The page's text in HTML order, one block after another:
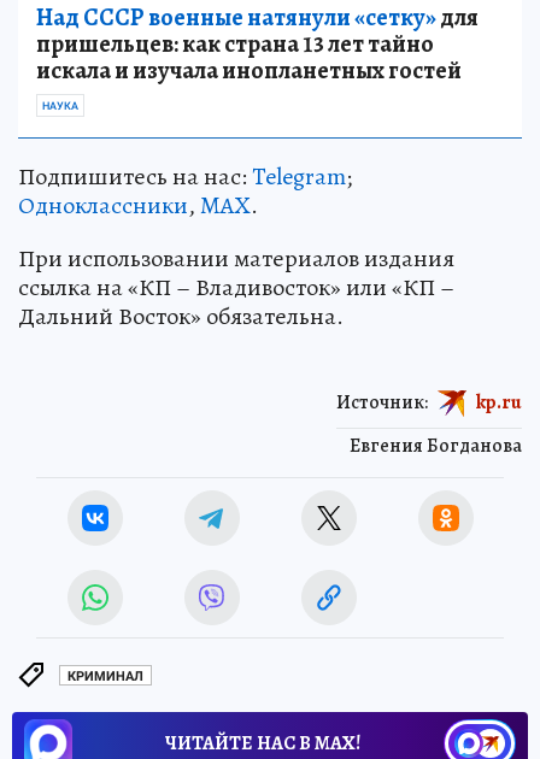
Над СССР военные натянули «сетку»для
пришельцев: как страна 13 лет тайно
искала и изучала инопланетных гостей
НАУКА
Подпишитесь на нас:Telegram;
Одноклассники,MAX.
При использовании материалов издания
ссылка на «КП – Владивосток» или «КП –
Дальний Восток» обязательна.
Евгения Богданова
Источник: kp.ru
КРИМИНАЛ
ЧИТАЙТЕ НАС В МАХ!